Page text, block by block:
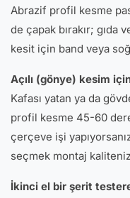
Abrazif profil kesme
de çapak bırakır; gıda
kesit için band veya
Açılı (gönye) kesim
Kafası yatan ya da
profil kesme 45-60
çerçeve işi
seçmek montaj
İkinci el bir şerit